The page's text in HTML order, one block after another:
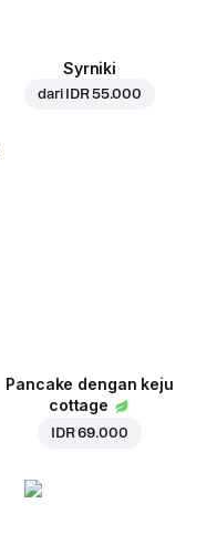
Syrniki
dari IDR 55.000
Pancake dengan keju
cottage
IDR 69.000